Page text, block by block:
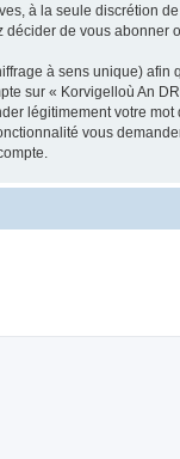
à la seule discrétion
de vous abonner
à sens unique)
sur « Korvigelloù An
légitimement votre
vous